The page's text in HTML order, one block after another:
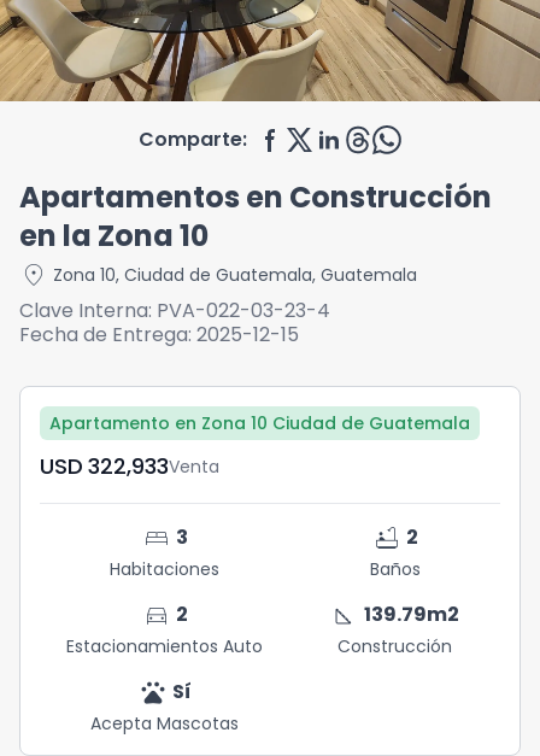
Comparte:
Apartamentos en Construcción
en la Zona 10
location_on Zona 10, Ciudad de Guatemala, Guatemala
Clave Interna: PVA-022-03-23-4
Fecha de Entrega: 2025-12-15
Apartamento en Zona 10 Ciudad de Guatemala
USD	322,933Venta
bed 3
Habitaciones
bathtub 2
Baños
directions_car 2
Estacionamientos Auto
square_foot 139.79m2
Construcción
pets Sí
Acepta Mascotas